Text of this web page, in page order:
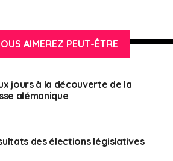
Clavel 66
13
circonscription:
IMG/pdf/leg_2022_t1_-
_6_juin_2022_cle05c48f.pdf
AIMEREZ PEUT-ÊTRE
jours à la découverte de la
alémanique
des élections législatives